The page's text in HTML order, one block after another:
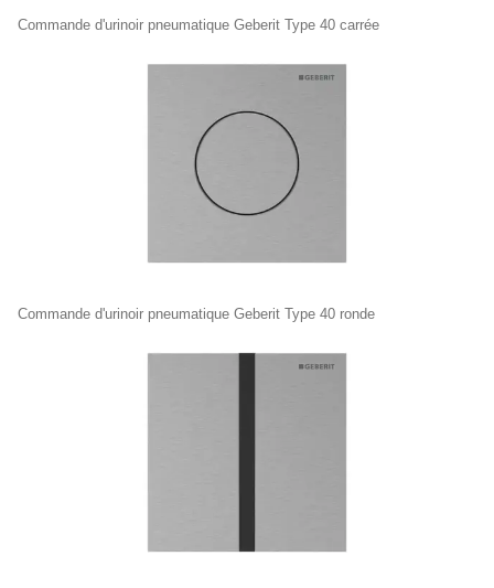
Commande d'urinoir pneumatique Geberit Type 40 carrée
Commande d'urinoir pneumatique Geberit Type 40 ronde